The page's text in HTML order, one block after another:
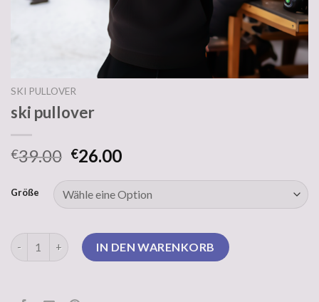
SKI PULLOVER
ski pullover
€39.00 €26.00
Größe
ski pullover Menge IN DEN WARENKORB